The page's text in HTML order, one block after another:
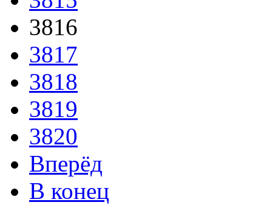
3816
3817
3818
3819
3820
Вперёд
В конец